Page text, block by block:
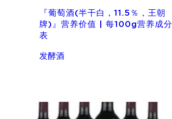
『葡萄酒(半干白，11.5％，王朝
牌)』营养价值 | 每100g营养成分
表
发酵酒